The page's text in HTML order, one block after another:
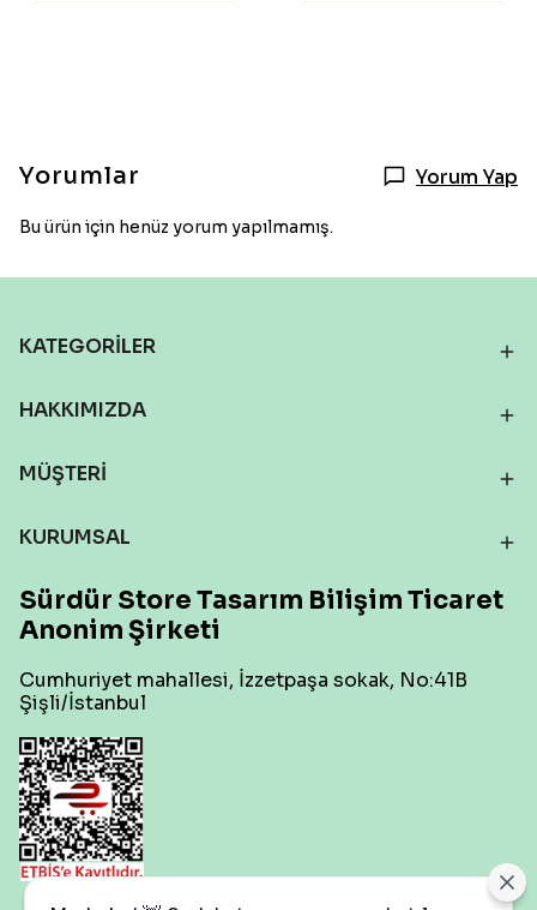
Yorumlar Yorum Yap
Bu ürün için henüz yorum yapılmamış.
KATEGORİLER
HAKKIMIZDA
MÜŞTERİ
KURUMSAL
Sürdür Store Tasarım Bilişim Ticaret
Anonim Şirketi
Cumhuriyet mahallesi, İzzetpaşa sokak, No:41B
Şişli/İstanbul